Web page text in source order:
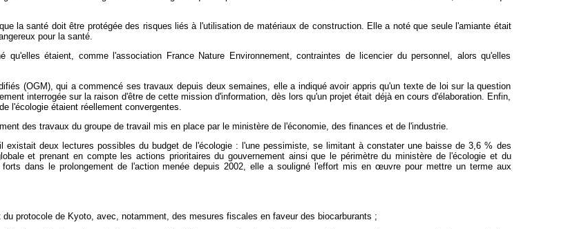
la santé doit être protégée des risques liés à l'utilisation de matériaux de construction. Elle a noté que seule l'amiante était
pour la santé.
étaient, comme l'association France Nature Environnement, contraintes de licencier du personnel, alors qu'elles
(OGM), qui a commencé ses travaux depuis deux semaines, elle a indiqué avoir appris qu'un texte de loi sur la question
interrogée sur la raison d'être de cette mission d'information, dès lors qu'un projet était déjà en cours d'élaboration. Enfin,
l'écologie étaient réellement convergentes.
des travaux du groupe de travail mis en place par le ministère de l'économie, des finances et de l'industrie.
existait deux lectures possibles du budget de l'écologie : l'une pessimiste, se limitant à constater une baisse de 3,6 % des
et prenant en compte les actions prioritaires du gouvernement ainsi que le périmètre du ministère de l'écologie et du
dans le prolongement de l'action menée depuis 2002, elle a souligné l'effort mis en œuvre pour mettre un terme aux
protocole de Kyoto, avec, notamment, des mesures fiscales en faveur des biocarburants ;